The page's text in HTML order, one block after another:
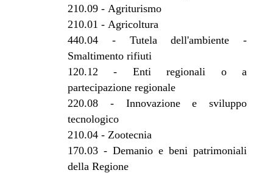
210.09- Agriturismo
210.01 - Agricoltura
440.04- Tutela dell'ambiente -
Smaltimento rifiuti
120.12 - Enti regionali o a
partecipazione regionale
220.08- Innovazione e sviluppo
tecnologico
210.04- Zootecnia
170.03- Demanio e beni patrimoniali
della Regione